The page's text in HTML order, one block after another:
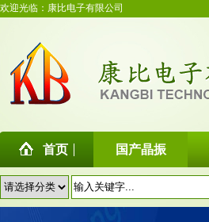
欢迎光临：康比电子有限公司
首页 国产晶振